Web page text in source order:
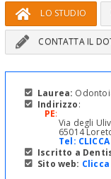
LO STUDIO
CONTATTA IL
Laurea:
Indirizzo:
PE:
Via degli
65014
Tel:
Iscritto a
Sito web: